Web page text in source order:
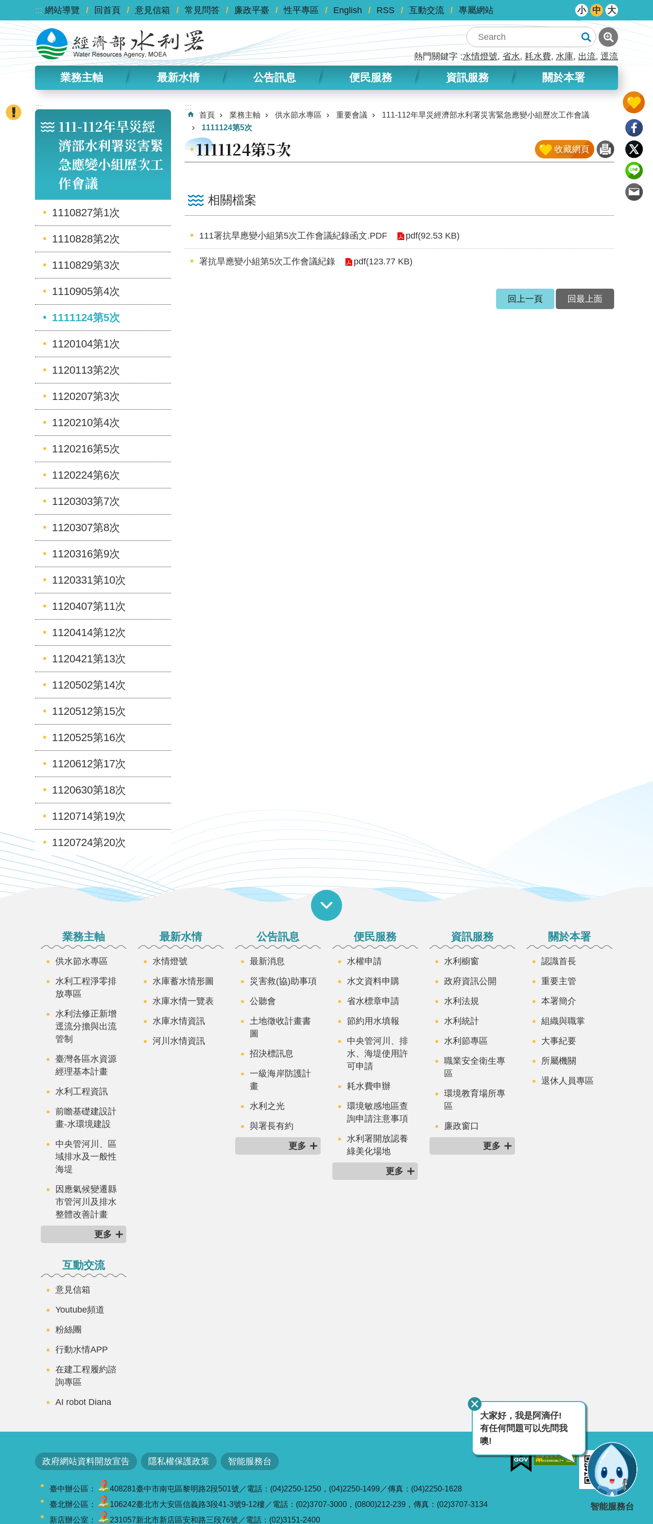
跳到主要內容區塊
::: 網站導覽 回首頁 意見信箱 常見問答 廉政平臺 性平專區 English RSS 互動交流 專屬網站 小 中 大
熱門關鍵字 水情燈號 省水 耗水費 水庫 出流 逕流
業務主軸 最新水情 公告訊息 便民服務 資訊服務 關於本署
:::
111-112年旱災經
濟部水利署災害緊
急應變小組歷次工
作會議
1110827第1次
1110828第2次
1110829第3次
1110905第4次
1111124第5次
1120104第1次
1120113第2次
1120207第3次
1120210第4次
1120216第5次
1120224第6次
1120303第7次
1120307第8次
1120316第9次
1120331第10次
1120407第11次
1120414第12次
1120421第13次
1120502第14次
1120512第15次
1120525第16次
1120612第17次
1120630第18次
1120714第19次
1120724第20次
:::
首頁 業務主軸 供水節水專區 重要會議
111-112年旱災經濟部水利署災害緊急應變小組歷次工作會議
1111124第5次
1111124第5次 收藏網頁
相關檔案
111署抗旱應變小組第5次工作會議紀錄函文.PDF pdf(92.53 KB)
署抗旱應變小組第5次工作會議紀錄 pdf(123.77 KB)
回上一頁 回最上面
業務主軸
供水節水專區
水利工程淨零排
放專區
水利法修正新增
逕流分擔與出流
管制
臺灣各區水資源
經理基本計畫
水利工程資訊
前瞻基礎建設計
畫-水環境建設
中央管河川、區
域排水及一般性
海堤
因應氣候變遷縣
市管河川及排水
整體改善計畫
更多
最新水情
水情燈號
水庫蓄水情形圖
水庫水情一覽表
水庫水情資訊
河川水情資訊
公告訊息
最新消息
災害救(協)助事項
公聽會
土地徵收計畫書
圖
招決標訊息
一級海岸防護計
畫
水利之光
與署長有約
更多
便民服務
水權申請
水文資料申購
省水標章申請
節約用水填報
中央管河川、排
水、海堤使用許
可申請
耗水費申辦
環境敏感地區查
詢申請注意事項
水利署開放認養
綠美化場地
更多
資訊服務
水利櫥窗
政府資訊公開
水利法規
水利統計
水利節專區
職業安全衛生專
區
環境教育場所專
區
廉政窗口
更多
關於本署
認識首長
重要主管
本署簡介
組織與職掌
大事紀要
所屬機關
退休人員專區
互動交流
意見信箱
Youtube頻道
粉絲團
行動水情APP
在建工程履約諮
詢專區
AI robot Diana
政府網站資料開放宣告 隱私權保護政策 智能服務台
臺中辦公區：
408281臺中市南屯區黎明路2段501號／電話：(04)2250-1250，(04)2250-1499／傳真：(04)2250-1628
臺北辦公區：
106242臺北市大安區信義路3段41-3號9-12樓／電話：(02)3707-3000，(0800)212-239，傳真：(02)3707-3134
新店辦公室：
231057新北市新店區安和路三段76號／電話：(02)3151-2400
大家好，我是阿滴仔!
有任何問題可以先問我
噢!
智能服務台